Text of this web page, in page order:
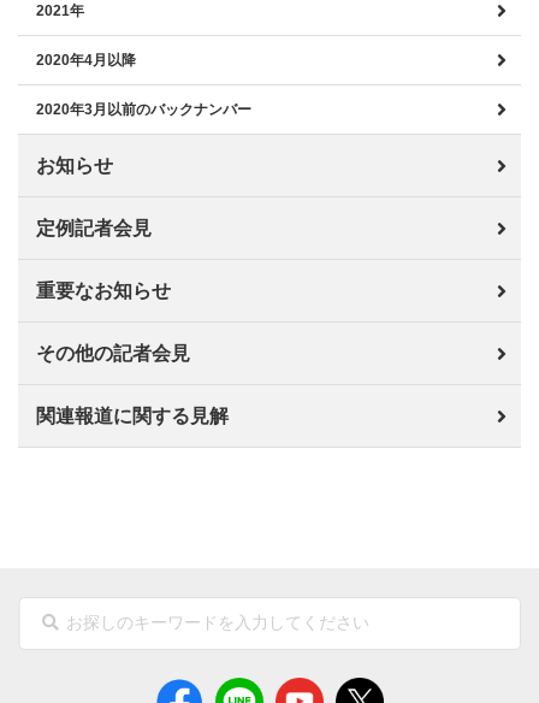
2021年
2020年4月以降
2020年3月以前のバックナンバー
お知らせ
定例記者会見
重要なお知らせ
その他の記者会見
関連報道に関する見解